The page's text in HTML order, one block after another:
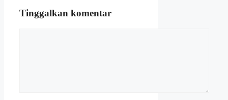
Tinggalkan komentar